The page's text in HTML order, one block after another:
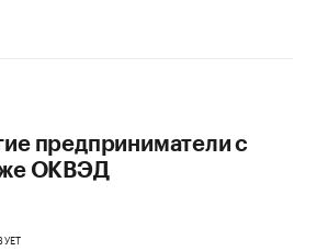
предприниматели с
ОКВЭД